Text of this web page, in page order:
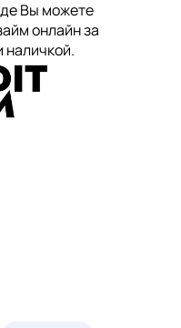
Вы можете
онлайн за
наличкой.